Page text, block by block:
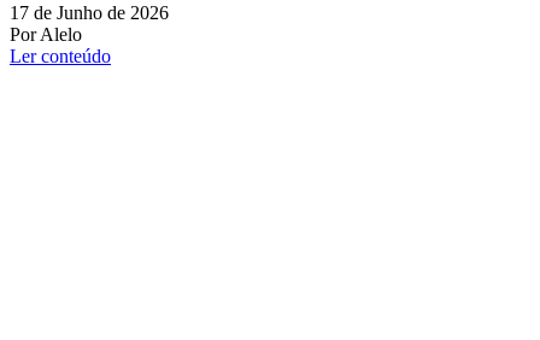
17 de Junho de 2026
Por Alelo
Ler conteúdo